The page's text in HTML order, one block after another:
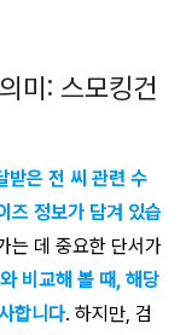
미: 스모킹건
받은 전 씨 관련 수
즈 정보가 담겨 있습
는 데 중요한 단서가
비교해 볼 때, 해당
합니다. 하지만, 검